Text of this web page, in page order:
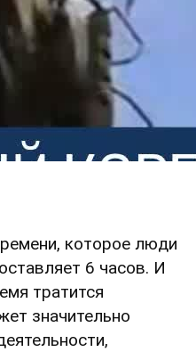
которое люди
6 часов. И
тратится
значительно